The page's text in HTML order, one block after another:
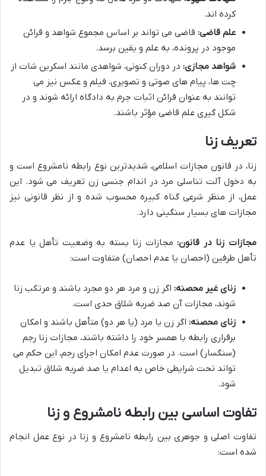
کرده اند.
علم قاضی: قاضی می تواند بر اساس مجموع شواهد و قرائن
موجود در پرونده، به علم و یقین برسد.
شواهد مجازی: در دوران کنونی، شواهدی مانند اسکرین شات از
چت ها، پیام های صوتی و تصویری، فیلم و عکس نیز می
توانند به عنوان قرائن اثبات جرم به دادگاه ارائه شوند و در
شکل گیری علم قاضی مؤثر باشند.
تعریف زنا
زنا، در قانون مجازات اسلامی، شدیدترین نوع رابطه نامشروع است و
به دخول آلت تناسلی مرد در اندام جنسی زن تعریف می شود. این
عمل، از منظر شرعی گناه کبیره محسوب شده و از نظر قانونی نیز
مجازات های بسیار سنگینی دارد.
مجازات زنا در قانون:مجازات زنا بسته به وضعیت تأهل یا عدم
تأهل طرفین (احصان یا عدم احصان) متفاوت است:
زنای غیر محصنه: اگر زن و مرد هر دو مجرد باشند و مرتکب زنا
شوند، مجازات آن صد ضربه شلاق حدی است.
زنای محصنه: اگر زن یا مرد (یا هر دو) متأهل باشند و امکان
برقراری رابطه با همسر خود را داشته باشند، مجازات زنا رجم
(سنگسار) است. در صورت عدم امکان اجرای رجم، این حکم می
تواند تحت شرایطی خاص به اعدام یا صد ضربه شلاق تبدیل
شود.
تفاوت اساسی بین رابطه نامشروع و زنا
تفاوت اصلی و جوهری بین رابطه نامشروع و زنا در نوع عمل انجام
شده است: